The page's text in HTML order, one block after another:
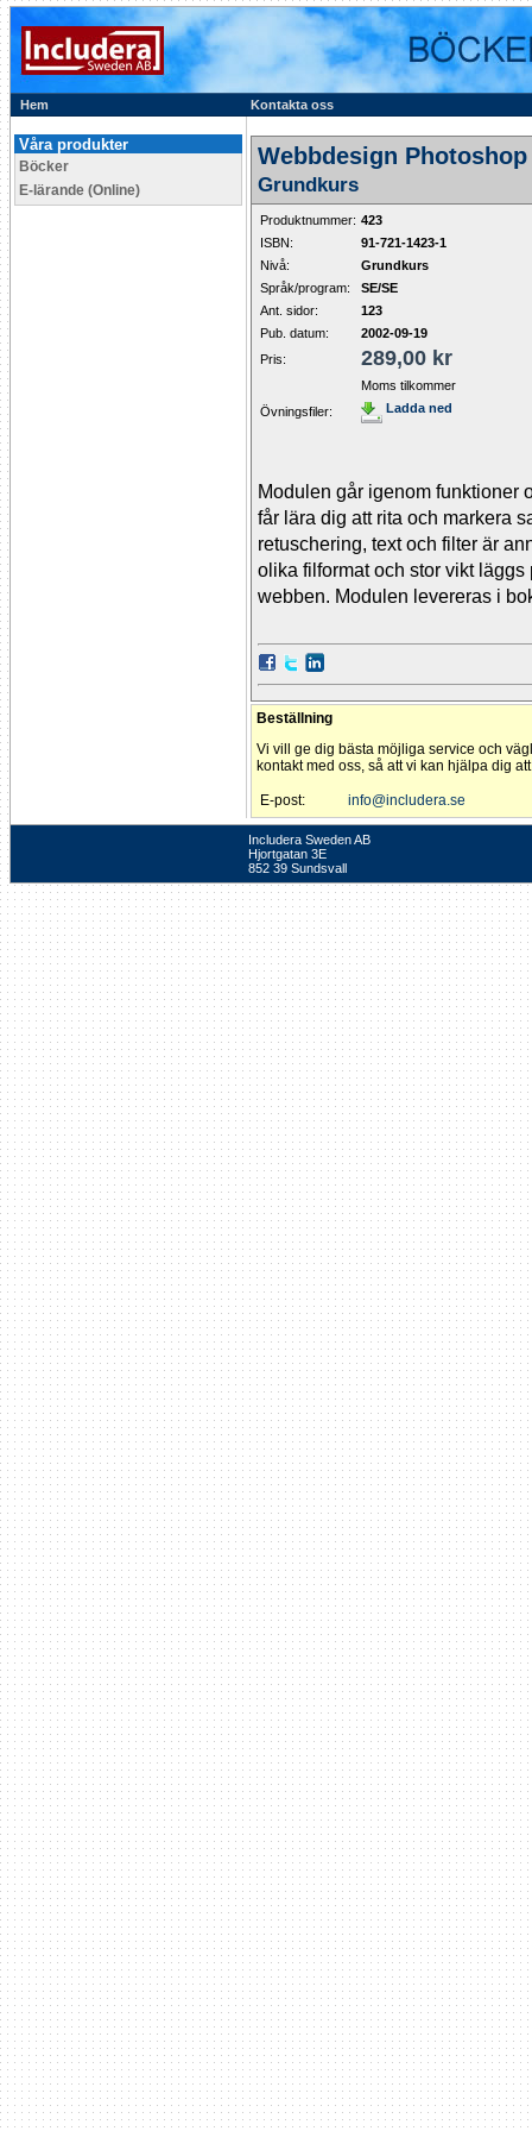
Hem Kontakta oss
Våra produkter
Böcker
E-lärande (Online)
Webbdesign
Grundkurs
Produktnummer: 423
ISBN:
91-721-1423-1
Nivå:
Grundkurs
Språk/program:
SE/SE
Ant. sidor:
123
Pub. datum:
2002-09-19
Pris:
289,00 kr
Moms tilkommer
Övningsfiler:
Ladda ned
Modulen går igenom funktioner
får lära dig att rita och markera
retuschering, text och filter är
olika filformat och stor vikt
webben. Modulen levereras i
Beställning
Vi vill ge dig bästa möjliga service och
kontakt med oss, så att vi kan hjälpa dig
E-post: info@includera.se
Includera Sweden AB
Hjortgatan 3E
852 39 Sundsvall